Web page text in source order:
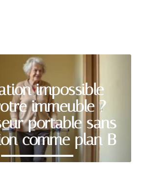
impossible
immeuble ?
portable sans
comme plan B